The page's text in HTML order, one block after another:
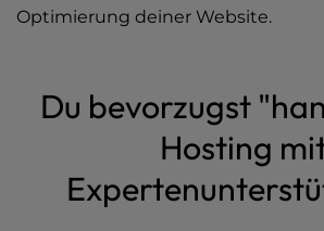
Optimierung deiner Website.
Du bevorzugst
Hosting